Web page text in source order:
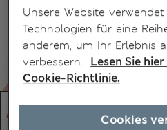
Unsere Website
Technologien für eine
anderem, um Ihr Erlebnis
verbessern.
Lesen Sie
Cookie-Richtlinie.
Cookies